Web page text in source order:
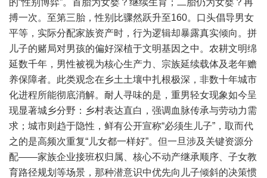
的“性别博弈”。首胎为女婴？继续生育；二胎仍为女婴？再
搏一次。至第三胎，性别比骤然跃升至160。口头倡导男女
平等，实际分配家族资产时，行为逻辑却暴露真实倾向。拼
儿子的赌局对男孩的偏好深植于文明基因之中。农耕文明绵
延数千年，男性被视为核心生产力、宗族延续载体及老年赡
养保障者。此类观念在乡土土壤中扎根极深，非数十年城市
化进程所能彻底消解。耐人寻味的是，重男轻女现象如今呈
现显著城乡分野：乡村表达直白，强调血脉传承与劳动力需
求；城市则趋于隐性，鲜有公开宣称“必须生儿子”，取而代
之的是高频次重复“儿女都一样好”。但一旦涉及关键资源分
配——家族企业接班权归属、核心不动产继承顺序、子女教
育路径规划等场景，那种潜意识中优先向儿子倾斜的决策惯